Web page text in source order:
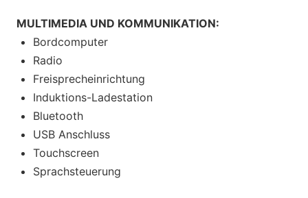
MULTIMEDIA UND KOMMUNIKATION:
Bordcomputer
Radio
Freisprecheinrichtung
Induktions-Ladestation
Bluetooth
USB Anschluss
Touchscreen
Sprachsteuerung